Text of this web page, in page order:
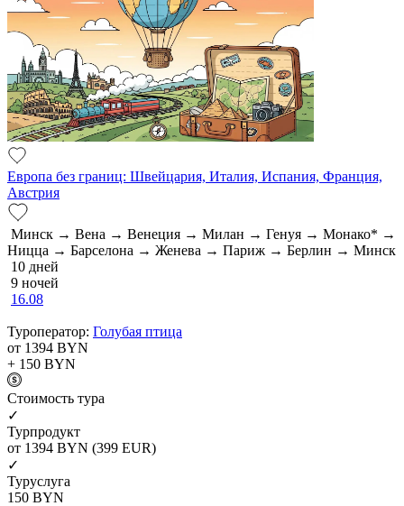
Европа без границ: Швейцария, Италия, Испания, Франция,
Австрия
Минск → Вена → Венеция → Милан → Генуя → Монако* →
Ницца → Барселона → Женева → Париж → Берлин → Минск
10 дней
9 ночей
16.08
Туроператор: Голубая птица
от 1394 BYN
+ 150 BYN
Cтоимость тура
✓
Турпродукт
от 1394 BYN (399 EUR)
✓
Туруслуга
150 BYN